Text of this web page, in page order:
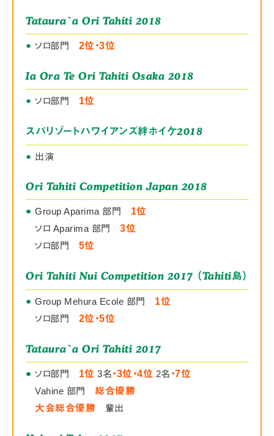
Tataura`a Ori Tahiti 2018
● ソロ部門 2位・3位
Ia Ora Te Ori Tahiti Osaka 2018
● ソロ部門 1位
スパリゾートハワイアンズ絆ホイケ2018
● 出演
Ori Tahiti Competition Japan 2018
● Group Aparima 部門 1位
●
ソロ Aparima 部門 3位
●
ソロ部門 5位
Ori Tahiti Nui Competition 2017 （Tahiti島）
● Group Mehura Ecole 部門 1位
●
ソロ部門 2位・5位
Tataura`a Ori Tahiti 2017
● ソロ部門 1位 3名・3位・4位 2名 ・7位
●
Vahine 部門 総合優勝
●
大会総合優勝 輩出